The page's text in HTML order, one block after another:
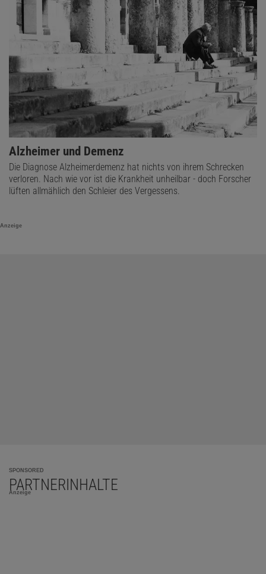
Alzheimer und Demenz
Die Diagnose Alzheimerdemenz hat nichts von ihrem Schrecken
verloren. Nach wie vor ist die Krankheit unheilbar - doch Forscher
lüften allmählich den Schleier des Vergessens.
Anzeige
SPONSORED
PARTNERINHALTE
Anzeige